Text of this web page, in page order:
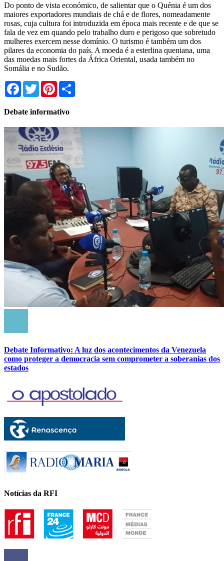
Do ponto de vista económico, de salientar que o Quénia é um dos
maiores exportadores mundiais de chá e de flores, nomeadamente
rosas, cuja cultura foi introduzida em época mais recente e de que se
fala de vez em quando pelo trabalho duro e perigoso que sobretudo
mulheres exercem nesse domínio. O turismo é também um dos
pilares da economia do país. A moeda é a esterlina queniana, uma
das moedas mais fortes da África Oriental, usada também no
Somália e no Sudão.
Facebook
TwitterPinterest
Debate informativo
Debate Informativo: A luz dos acontecimentos da Venezuela
como proteger a democracia sem comprometer a soberanias dos
estados
Notícias da RFI